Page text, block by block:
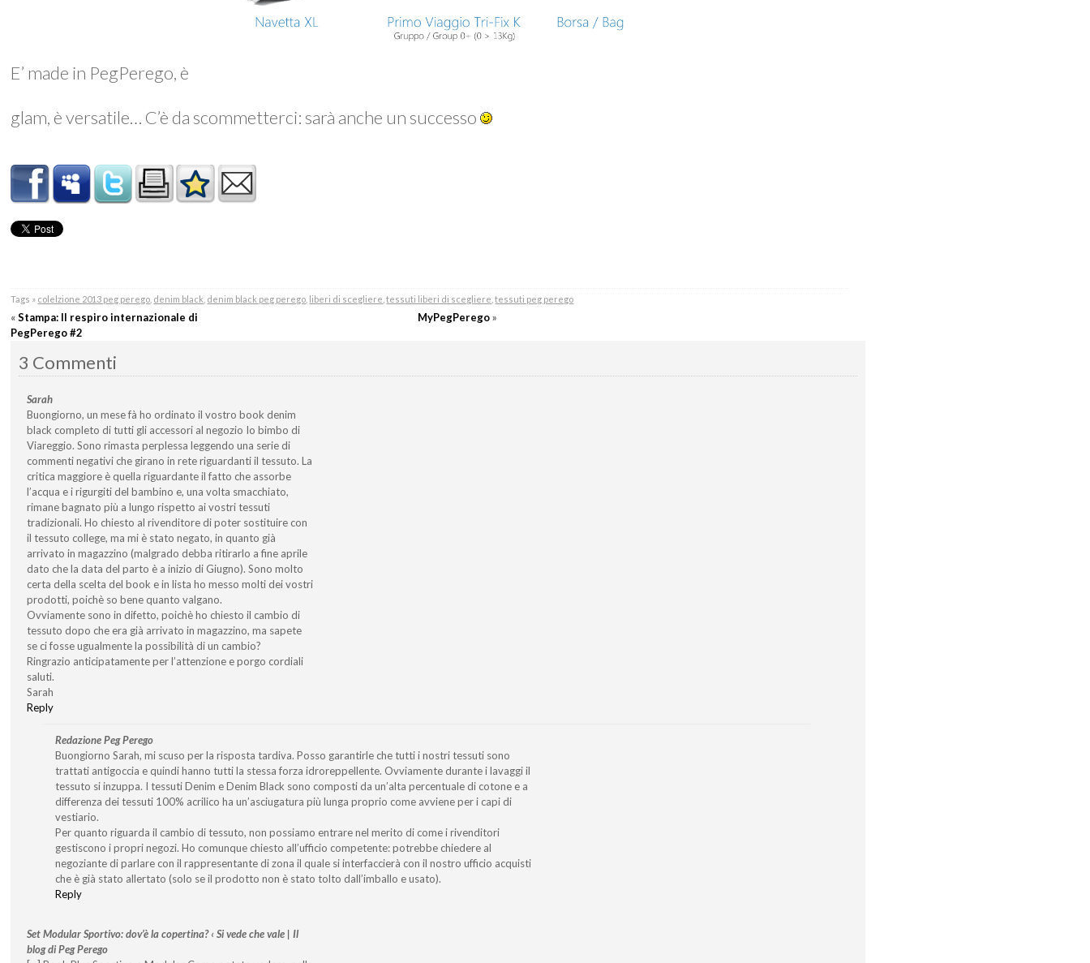
E’ made in PegPerego, è
glam, è versatile… C’è da scommetterci: sarà anche un successo
Tags » colelzione 2013 peg perego denim black denim black peg perego liberi di scegliere ,tessuti liberi di scegliere ,tessuti peg perego
«Stampa: Il respiro internazionale di
PegPerego #2
MyPegPerego»
3 Commenti
Sarah
Buongiorno, un mese fà ho ordinato il vostro book denim
black completo di tutti gli accessori al negozio Io bimbo di
Viareggio. Sono rimasta perplessa leggendo una serie di
commenti negativi che girano in rete riguardanti il tessuto. La
critica maggiore è quella riguardante il fatto che assorbe
l’acqua e i rigurgiti del bambino e, una volta smacchiato,
rimane bagnato più a lungo rispetto ai vostri tessuti
tradizionali. Ho chiesto al rivenditore di poter sostituire con
il tessuto college, ma mi è stato negato, in quanto già
arrivato in magazzino (malgrado debba ritirarlo a fine aprile
dato che la data del parto è a inizio di Giugno). Sono molto
certa della scelta del book e in lista ho messo molti dei vostri
prodotti, poichè so bene quanto valgano.
Ovviamente sono in difetto, poichè ho chiesto il cambio di
tessuto dopo che era già arrivato in magazzino, ma sapete
se ci fosse ugualmente la possibilità di un cambio?
Ringrazio anticipatamente per l’attenzione e porgo cordiali
saluti.
Sarah
Reply
Redazione Peg Perego
Buongiorno Sarah, mi scuso per la risposta tardiva. Posso garantirle che tutti i nostri tessuti sono
trattati antigoccia e quindi hanno tutti la stessa forza idroreppellente. Ovviamente durante i lavaggi il
tessuto si inzuppa. I tessuti Denim e Denim Black sono composti da un’alta percentuale di cotone e a
differenza dei tessuti 100% acrilico ha un’asciugatura più lunga proprio come avviene per i capi di
vestiario.
Per quanto riguarda il cambio di tessuto, non possiamo entrare nel merito di come i rivenditori
gestiscono i propri negozi. Ho comunque chiesto all’ufficio competente: potrebbe chiedere al
negoziante di parlare con il rappresentante di zona il quale si interfaccierà con il nostro ufficio acquisti
che è già stato allertato (solo se il prodotto non è stato tolto dall’imballo e usato).
Reply
Set Modular Sportivo: dov’è la copertina? ‹ Si vede che vale | Il
blog di Peg Perego